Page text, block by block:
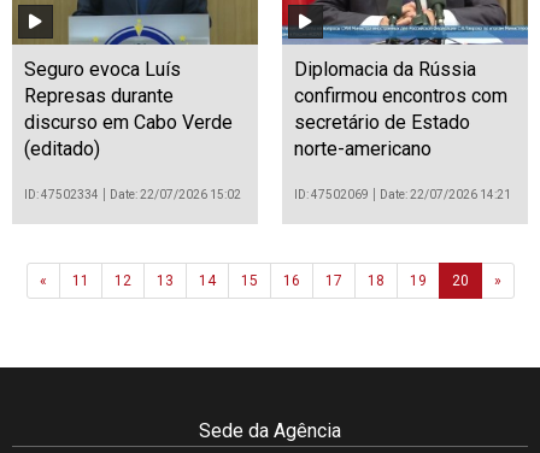
Seguro evoca Luís
Represas durante
discurso em Cabo Verde
(editado)
ID: 47502334 Date: 22/07/2026 15:02
Diplomacia da Rússia
confirmou encontros com
secretário de Estado
norte-americano
ID: 47502069 Date: 22/07/2026 14:21
«Previous
11 12 13 14 15 16 17 18 19 20 »Next
Sede da Agência